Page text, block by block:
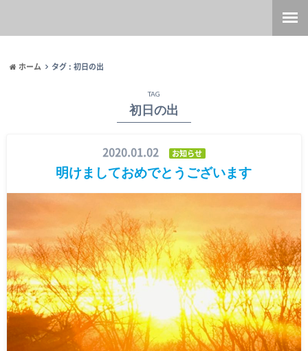
ホーム タグ : 初日の出
TAG
初日の出
2020.01.02 お知らせ
明けましておめでとうございます